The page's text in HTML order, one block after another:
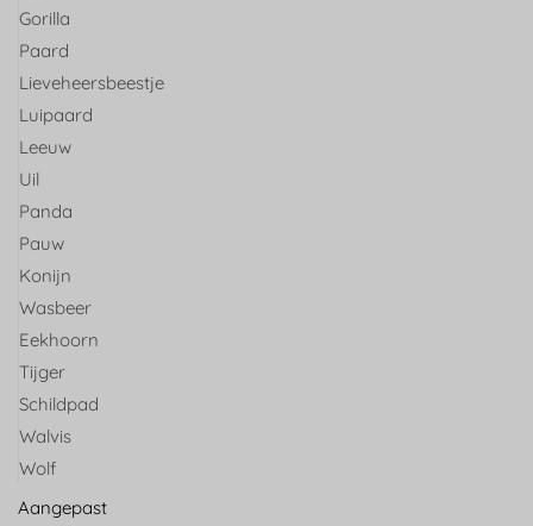
Gorilla
Paard
Lieveheersbeestje
Luipaard
Leeuw
Uil
Panda
Pauw
Konijn
Wasbeer
Eekhoorn
Tijger
Schildpad
Walvis
Wolf
Aangepast